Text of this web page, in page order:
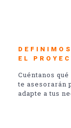
DEFINIMOS
EL
Cuéntanos
te asesorarán
adapte a tus